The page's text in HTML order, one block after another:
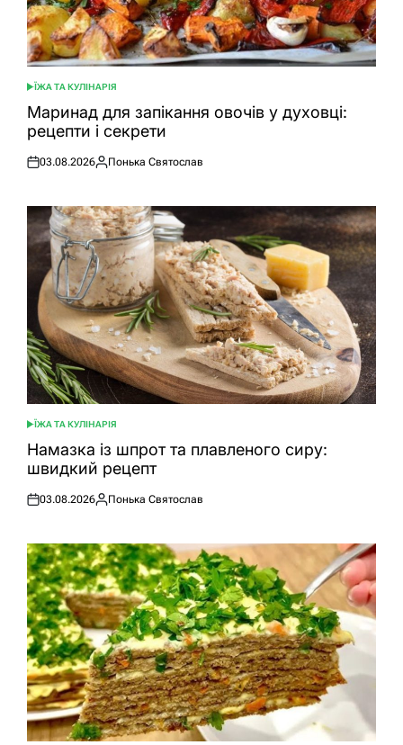
ОПУБЛІКУВАТИ
У
ЇЖА ТА КУЛІНАРІЯ
Маринад для запікання овочів у духовці:
рецепти і секрети
Оприлюднено
03.08.2026
Опубліковано
Понька Святослав
ОПУБЛІКУВАТИ
У
ЇЖА ТА КУЛІНАРІЯ
Намазка із шпрот та плавленого сиру:
швидкий рецепт
Оприлюднено
03.08.2026
Опубліковано
Понька Святослав